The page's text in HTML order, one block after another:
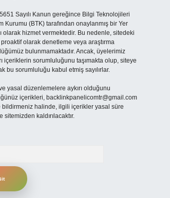
Sayılı Kanun gereğince Bilgi Teknolojileri
Kurumu (BTK) tarafından onaylanmış bir Yer
olarak hizmet vermektedir. Bu nedenle, sitedeki
olarak denetleme veya araştırma
bulunmamaktadır. Ancak, üyelerimiz
içeriklerin sorumluluğunu taşımakta olup, siteye
bu sorumluluğu kabul etmiş sayılırlar.
yasal düzenlemelere aykırı olduğunu
içerikleri, backlinkpanelicomtr@gmail.com
bildirmeniz halinde, ilgili içerikler yasal süre
sitemizden kaldırılacaktır.